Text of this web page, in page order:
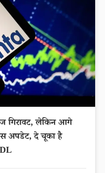
गिरावट, लेकिन आगे
अपडेट, दे चूका है